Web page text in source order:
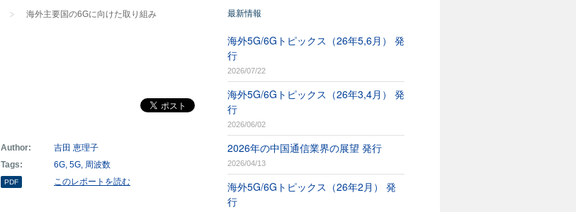
海外主要国の6Gに向けた取り組み
Author:
吉田 恵理子
Tags:
6G 5G 周波数
PDF このレポートを読む
最新情報
海外5G/6Gトピックス（26年5,6月） 発
行
2026/07/22
海外5G/6Gトピックス（26年3,4月） 発
行
2026/06/02
2026年の中国通信業界の展望 発行
2026/04/13
海外5G/6Gトピックス（26年2月） 発
行